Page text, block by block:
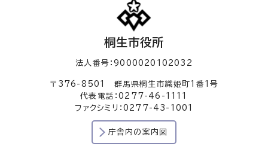
桐生市役所
法人番号：9000020102032
〒376-8501 群馬県桐生市織姫町1番1号
代表電話：0277-46-1111
ファクシミリ：0277-43-1001
庁舎内の案内図